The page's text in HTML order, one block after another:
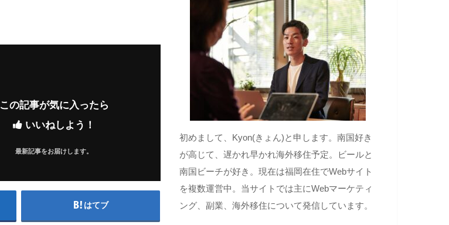
この記事が気に入ったら
いいねしよう！
最新記事をお届けします。
はてブ
初めまして、Kyon(きょん)と申します。南国好き
が高じて、遅かれ早かれ海外移住予定。ビールと
南国ビーチが好き。現在は福岡在住でWebサイト
を複数運営中。当サイトでは主にWebマーケティ
ング、副業、海外移住について発信しています。